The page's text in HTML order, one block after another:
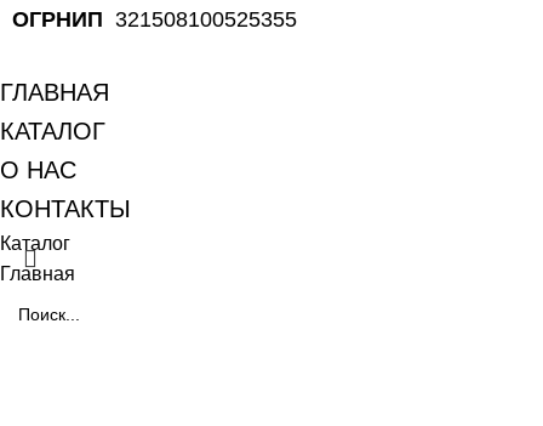
ОГРНИП 321508100525355
ГЛАВНАЯ
КАТАЛОГ
О НАС
КОНТАКТЫ
Каталог
Главная